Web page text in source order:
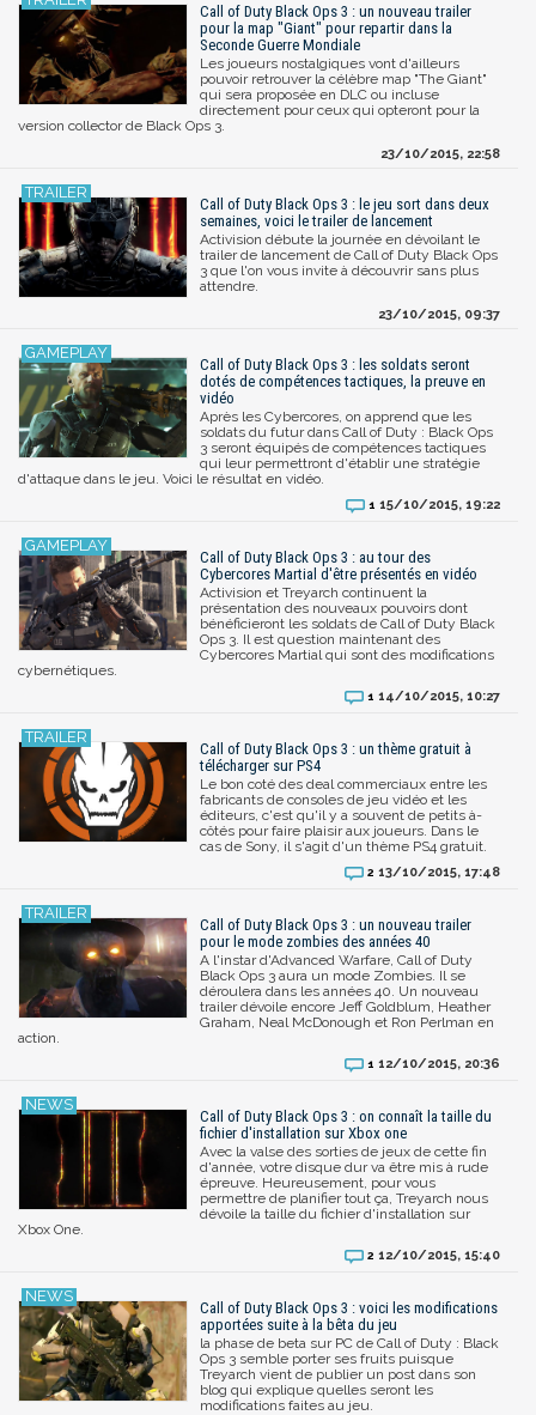
Call of Duty Black Ops 3 : un nouveau trailer
pour la map "Giant" pour repartir dans la
Seconde Guerre Mondiale
Les joueurs nostalgiques vont d'ailleurs
pouvoir retrouver la célèbre map "The Giant"
qui sera proposée en DLC ou incluse
directement pour ceux qui opteront pour la
version collector de Black Ops 3.
23/10/2015, 22:58
Call of Duty Black Ops 3 : le jeu sort dans deux
semaines, voici le trailer de lancement
Activision débute la journée en dévoilant le
trailer de lancement de Call of Duty Black Ops
3 que l'on vous invite à découvrir sans plus
attendre.
23/10/2015, 09:37
Call of Duty Black Ops 3 : les soldats seront
dotés de compétences tactiques, la preuve en
vidéo
Après les Cybercores, on apprend que les
soldats du futur dans Call of Duty : Black Ops
3 seront équipés de compétences tactiques
qui leur permettront d'établir une stratégie
d'attaque dans le jeu. Voici le résultat en vidéo.
1 15/10/2015, 19:22
Call of Duty Black Ops 3 : au tour des
Cybercores Martial d'être présentés en vidéo
Activision et Treyarch continuent la
présentation des nouveaux pouvoirs dont
bénéficieront les soldats de Call of Duty Black
Ops 3. Il est question maintenant des
Cybercores Martial qui sont des modifications
cybernétiques.
1 14/10/2015, 10:27
Call of Duty Black Ops 3 : un thème gratuit à
télécharger sur PS4
Le bon coté des deal commerciaux entre les
fabricants de consoles de jeu vidéo et les
éditeurs, c'est qu'il y a souvent de petits à-
côtés pour faire plaisir aux joueurs. Dans le
cas de Sony, il s'agit d'un thème PS4 gratuit.
2 13/10/2015, 17:48
Call of Duty Black Ops 3 : un nouveau trailer
pour le mode zombies des années 40
A l'instar d'Advanced Warfare, Call of Duty
Black Ops 3 aura un mode Zombies. Il se
déroulera dans les années 40. Un nouveau
trailer dévoile encore Jeff Goldblum, Heather
Graham, Neal McDonough et Ron Perlman en
action.
1 12/10/2015, 20:36
Call of Duty Black Ops 3 : on connaît la taille du
fichier d'installation sur Xbox one
Avec la valse des sorties de jeux de cette fin
d'année, votre disque dur va être mis à rude
épreuve. Heureusement, pour vous
permettre de planifier tout ça, Treyarch nous
dévoile la taille du fichier d'installation sur
Xbox One.
2 12/10/2015, 15:40
Call of Duty Black Ops 3 : voici les modifications
apportées suite à la bêta du jeu
la phase de beta sur PC de Call of Duty : Black
Ops 3 semble porter ses fruits puisque
Treyarch vient de publier un post dans son
blog qui explique quelles seront les
modifications faites au jeu.